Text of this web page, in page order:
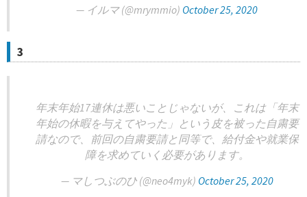
— イルマ (@mrymmio) October 25, 2020
3
年末年始17連休は悪いことじゃないが、これは「年末
年始の休暇を与えてやった」という皮を被った自粛要
請なので、前回の自粛要請と同等で、給付金や就業保
障を求めていく必要があります。
— マしつぶのひ (@neo4myk) October 25, 2020